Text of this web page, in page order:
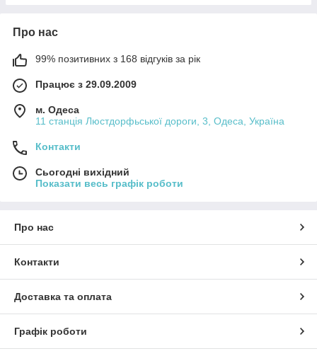
Про нас
99% позитивних з 168 відгуків за рік
Працює з 29.09.2009
м. Одеса
11 станція Люстдорфьської дороги, 3, Одеса, Україна
Контакти
Сьогодні вихідний
Показати весь графік роботи
Про нас
Контакти
Доставка та оплата
Графік роботи